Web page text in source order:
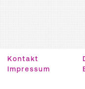
Kontakt
Impressum